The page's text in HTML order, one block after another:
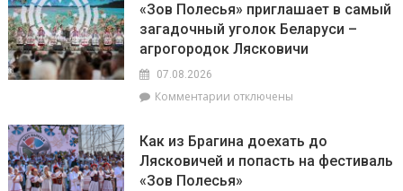
депутатов
Инной
Михаленко
торговли
сельской
местности
почёта.
На
6
уборочной
районе
лидируют
«Зов Полесья» приглашает в самый
загадочный уголок Беларуси –
агрогородок Лясковичи
07.08.2026
Комментарии к
Полесья»
приглашает
в
отключены
Как из Брагина доехать до
Лясковичей и попасть на фестиваль
«Зов Полесья»